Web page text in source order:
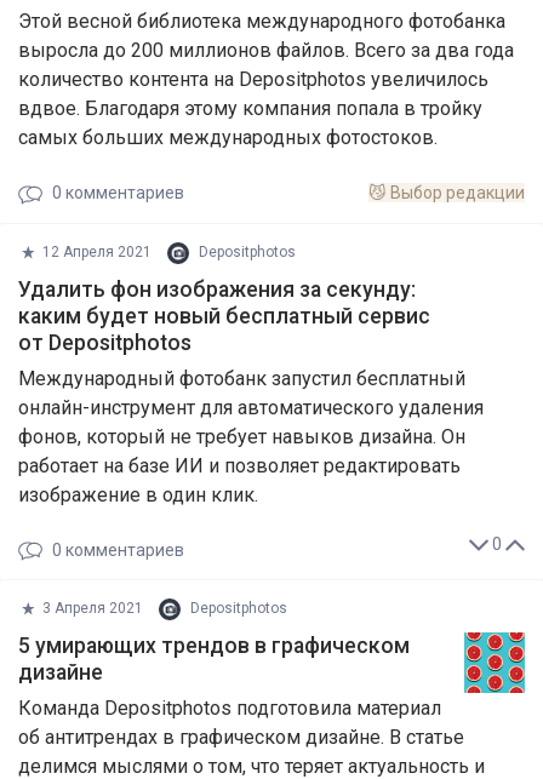
Этой весной библиотека международного фотобанка
выросла до 200 миллионов файлов. Всего за два года
количество контента на Depositphotos увеличилось
вдвое. Благодаря этому компания попала в тройку
самых больших международных фотостоков.
😼 Выбор редакции
0 комментариев
12 Апреля 2021 Depositphotos
Удалить фон изображения за секунду:
каким будет новый бесплатный сервис
от Depositphotos
Международный фотобанк запустил бесплатный
онлайн-инструмент для автоматического удаления
фонов, который не требует навыков дизайна. Он
работает на базе ИИ и позволяет редактировать
изображение в один клик.
0
0 комментариев
3 Апреля 2021 Depositphotos
5 умирающих трендов в графическом
дизайне
Команда Depositphotos подготовила материал
об антитрендах в графическом дизайне. В статье
делимся мыслями о том, что теряет актуальность и